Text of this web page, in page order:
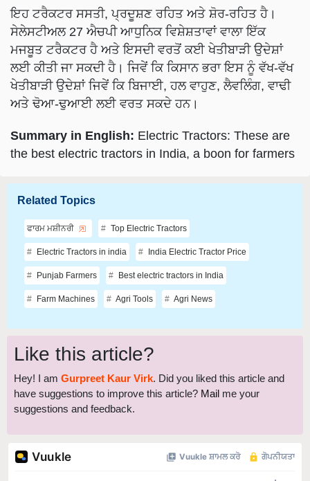
ਇਹ ਟਰੈਕਟਰ ਸਸਤੀ, ਪ੍ਰਦੂਸ਼ਣ ਰਹਿਤ ਅਤੇ ਸ਼ੋਰ-ਰਹਿਤ ਹੈ।
ਸੇਲੇਸਟੀਅਲ 27 ਐਚਪੀ ਆਧੁਨਿਕ ਵਿਸ਼ੇਸ਼ਤਾਵਾਂ ਵਾਲਾ ਇੱਕ
ਮਜਬੂਤ ਟਰੈਕਟਰ ਹੈ ਅਤੇ ਇਸਦੀ ਵਰਤੋਂ ਕਈ ਖੇਤੀਬਾੜੀ ਉਦੇਸ਼ਾਂ
ਲਈ ਕੀਤੀ ਜਾ ਸਕਦੀ ਹੈ। ਜਿਵੇਂ ਕਿ ਕਿਸਾਨ ਭਰਾ ਇਸ ਨੂੰ ਵੱਖ-ਵੱਖ
ਖੇਤੀਬਾੜੀ ਉਦੇਸ਼ਾਂ ਜਿਵੇਂ ਕਿ ਬਿਜਾਈ, ਹਲ ਵਾਹੁਣ, ਲੈਵਲਿੰਗ, ਵਾਢੀ
ਅਤੇ ਢੋਆ-ਢੁਆਈ ਲਈ ਵਰਤ ਸਕਦੇ ਹਨ।
Summary in English: Electric Tractors: These are
the best electric tractors in India, a boon for farmers
Related Topics
ਫਾਰਮ ਮਸ਼ੀਨਰੀ Top Electric Tractors
Electric Tractors in india India Electric Tractor Price
Punjab Farmers Best electric tractors in India
Farm Machines Agri Tools Agri News
Like this article?
Hey! I am Gurpreet Kaur Virk. Did you liked this article and
have suggestions to improve this article? Mail me your
suggestions and feedback.